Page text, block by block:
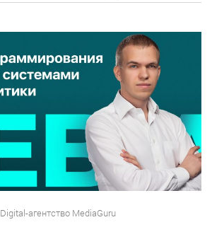
Digital-агентство MediaGuru